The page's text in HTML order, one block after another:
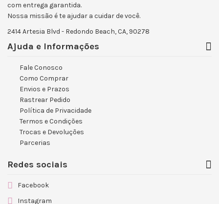
com entrega garantida.
Nossa missão é te ajudar a cuidar de você.
2414 Artesia Blvd - Redondo Beach, CA, 90278
Ajuda e Informações
Fale Conosco
Como Comprar
Envios e Prazos
Rastrear Pedido
Política de Privacidade
Termos e Condições
Trocas e Devoluções
Parcerias
Redes sociais
Facebook
Instagram